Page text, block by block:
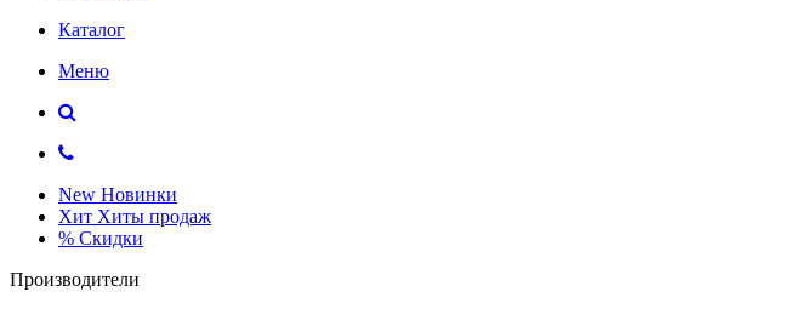
Каталог
Меню
New Новинки
Хит Хиты продаж
% Скидки
Производители